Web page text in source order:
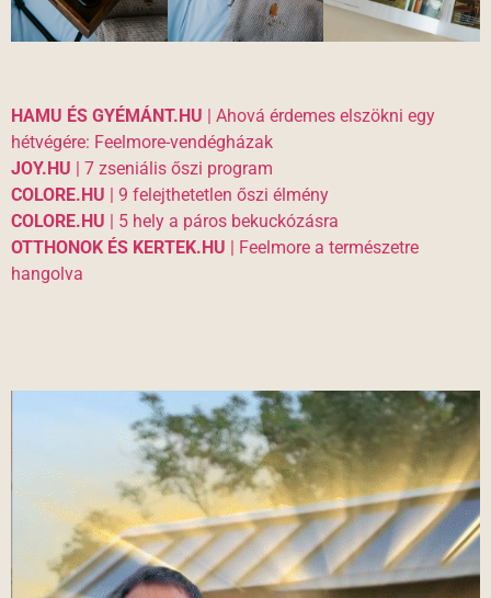
HAMU ÉS GYÉMÁNT.HU | Ahová érdemes elszökni egy
hétvégére: Feelmore-vendégházak
JOY.HU | 7 zseniális őszi program
COLORE.HU | 9 felejthetetlen őszi élmény
COLORE.HU | 5 hely a páros bekuckózásra
OTTHONOK ÉS KERTEK.HU | Feelmore a természetre
hangolva